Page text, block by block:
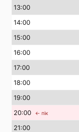
13:00
14:00
15:00
16:00
17:00
18:00
19:00
20:00 ← пік
21:00